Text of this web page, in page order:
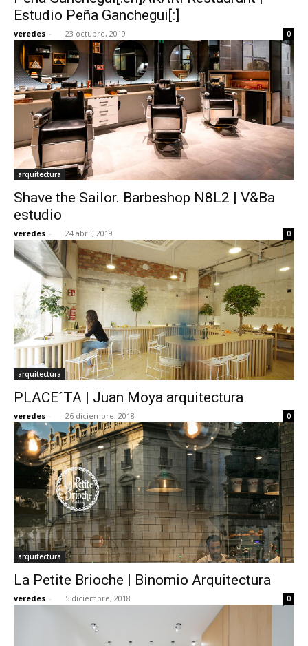
Estudio Peña Ganchegui[:]
veredes - 23 octubre, 2019 0
arquitectura
Shave the Sailor. Barbeshop N8L2 | V&Ba
estudio
veredes - 24 abril, 2019 0
arquitectura
PLACE´TA | Juan Moya arquitectura
veredes - 26 diciembre, 2018 0
arquitectura
La Petite Brioche | Binomio Arquitectura
veredes - 5 diciembre, 2018 0